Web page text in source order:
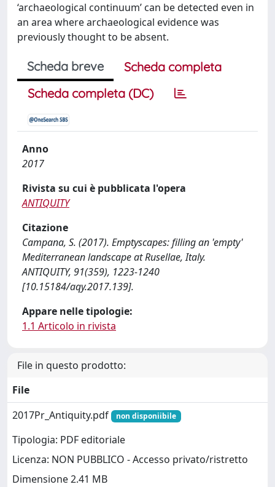
‘archaeological continuum’ can be detected even in
an area where archaeological evidence was
previously thought to be absent.
Scheda breve
Scheda completa
Scheda completa (DC)
Anno
2017
Rivista su cui è pubblicata l'opera
ANTIQUITY
Citazione
Campana, S. (2017). Emptyscapes: filling an 'empty'
Mediterranean landscape at Rusellae, Italy.
ANTIQUITY, 91(359), 1223-1240
[10.15184/aqy.2017.139].
Appare nelle tipologie:
1.1 Articolo in rivista
File in questo prodotto:
File
2017Pr_Antiquity.pdf
non disponiibile
Tipologia: PDF editoriale
Licenza: NON PUBBLICO - Accesso privato/ristretto
Dimensione 2.41 MB